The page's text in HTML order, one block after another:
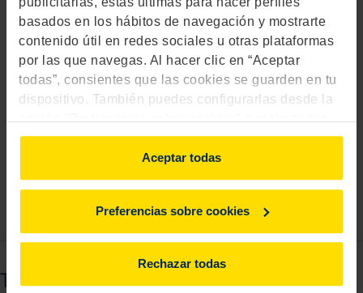
basados en los hábitos de navegación y mostrarte
contenido útil en redes sociales u otras plataformas
por las que navegas. Al hacer clic en “Aceptar
todas”, consientes que las cookies se guarden en tu
dispositivo. También puedes configurarlas desde la
opción "Preferencias sobre cookies" o rechazarlas.
Para más información, consultaaquí.
Aceptar todas
Preferencias sobre cookies
Rechazar todas
sin demasiadas preocupaciones.
También puede interesarte...